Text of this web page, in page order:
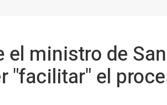
el ministro de
"facilitar" el